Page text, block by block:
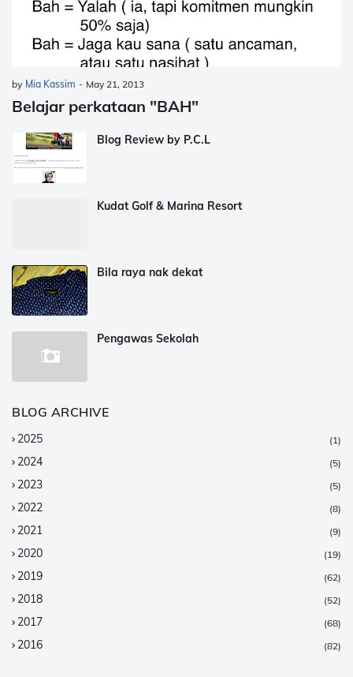
by Mia Kassim - May 21, 2013
Belajar perkataan "BAH"
Blog Review by P.C.L
Kudat Golf & Marina Resort
Bila raya nak dekat
Pengawas Sekolah
BLOG ARCHIVE
2025 (1)
2024 (5)
2023 (5)
2022 (8)
2021 (9)
2020 (19)
2019 (62)
2018 (52)
2017 (68)
2016 (82)